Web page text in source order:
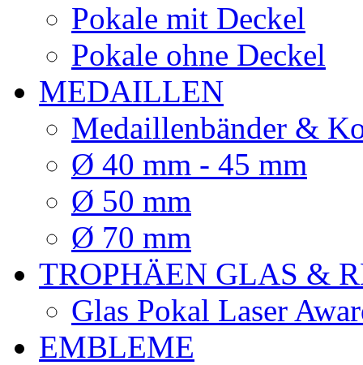
Pokale mit Deckel
Pokale ohne Deckel
MEDAILLEN
Medaillenbänder &
Ø 40 mm - 45 mm
Ø 50 mm
Ø 70 mm
TROPHÄEN GLAS &
Glas Pokal Laser
EMBLEME